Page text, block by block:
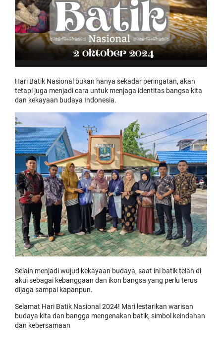
Hari Batik Nasional bukan hanya sekadar peringatan, akan
tetapi juga menjadi cara untuk menjaga identitas bangsa kita
dan kekayaan budaya Indonesia.
Selain menjadi wujud kekayaan budaya, saat ini batik telah di
akui sebagai kebanggaan dan ikon bangsa yang perlu terus
dijaga sampai kapanpun.
Selamat Hari Batik Nasional 2024! Mari lestarikan warisan
budaya kita dan bangga mengenakan batik, simbol keindahan
dan kebersamaan